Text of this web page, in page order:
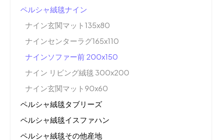
ペルシャ絨毯ナイン
ナイン玄関マット135x80
ナインセンターラグ165x110
ナインソファー前 200x150
ナイン リビング絨毯 300x200
ナイン玄関マット90x60
ペルシャ絨毯タブリーズ
ペルシャ絨毯イスファハン
ペルシャ絨毯その他産地